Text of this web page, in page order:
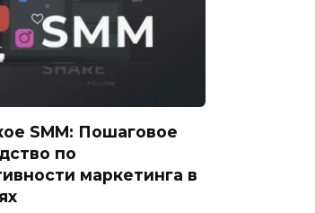
SMM: Пошаговое
по
маркетинга в